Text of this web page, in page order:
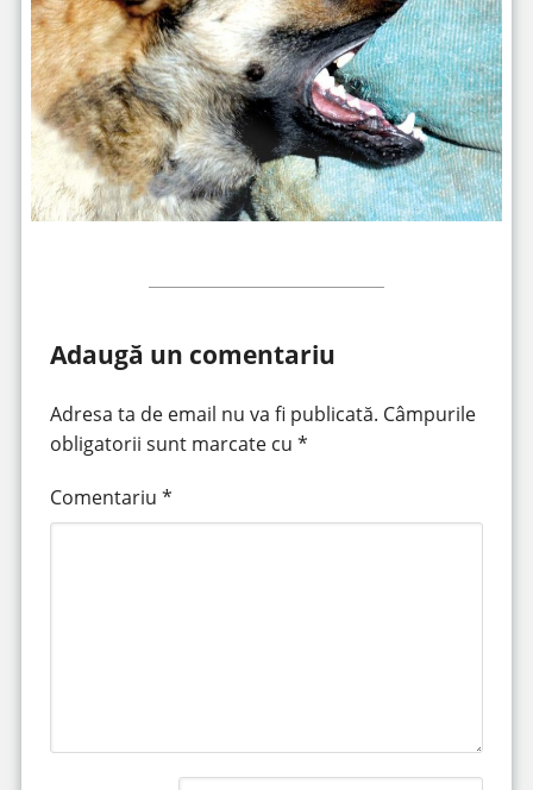
Adaugă un comentariu
Adresa ta de email nu va fi publicată. Câmpurile
obligatorii sunt marcate cu *
Comentariu *